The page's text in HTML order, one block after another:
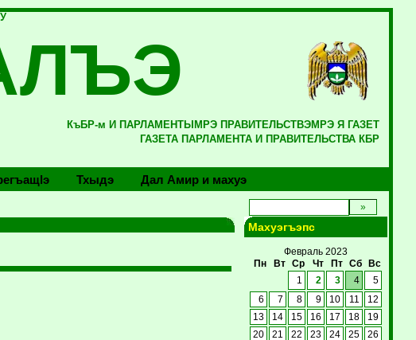
КъБР-м И ПАРЛАМЕНТЫМРЭ ПРАВИТЕЛЬСТВЭМРЭ Я ГАЗЕТ
ГАЗЕТА ПАРЛАМЕНТА И ПРАВИТЕЛЬСТВА КБР
Тхыдэ Дал Амир и махуэ
Махуэгъэпс
Февраль 2023
Пн
Вт Ср Чт Пт Сб
Вс
1
2 3 4
5
6
7 8 9 10 11
12
13
14 15 16 17 18
19
20
21 22 23 24 25
26